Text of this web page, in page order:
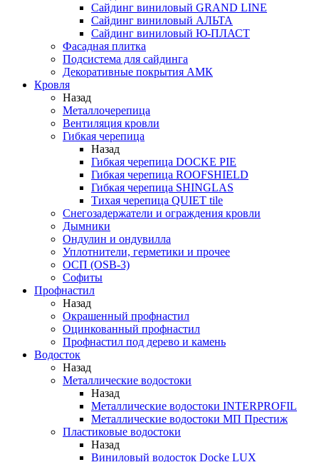
Сайдинг виниловый GRAND LINE
Сайдинг виниловый АЛЬТА
Сайдинг виниловый Ю-ПЛАСТ
Фасадная плитка
Подсистема для сайдинга
Декоративные покрытия АМК
Кровля
Назад
Металлочерепица
Вентиляция кровли
Гибкая черепица
Назад
Гибкая черепица DOCKE PIE
Гибкая черепица ROOFSHIELD
Гибкая черепица SHINGLAS
Тихая черепица QUIET tile
Снегозадержатели и ограждения кровли
Дымники
Ондулин и ондувилла
Уплотнители, герметики и прочее
ОСП (OSB-3)
Софиты
Профнастил
Назад
Окрашенный профнастил
Оцинкованный профнастил
Профнастил под дерево и камень
Водосток
Назад
Металлические водостоки
Назад
Металлические водостоки INTERPROFIL
Металлические водостоки МП Престиж
Пластиковые водостоки
Назад
Виниловый водосток Docke LUX